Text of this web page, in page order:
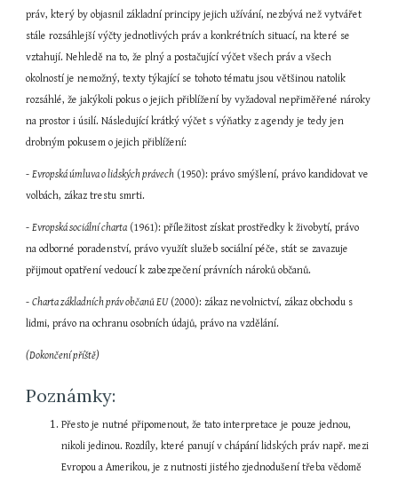
práv, který by objasnil základní principy jejich užívání, nezbývá než vytvářet
stále rozsáhlejší výčty jednotlivých práv a konkrétních situací, na které se
vztahují. Nehledě na to, že plný a postačující výčet všech práv a všech
okolností je nemožný, texty týkající se tohoto tématu jsou většinou natolik
rozsáhlé, že jakýkoli pokus o jejich přiblížení by vyžadoval nepřiměřené nároky
na prostor i úsilí. Následující krátký výčet s výňatky z agendy je tedy jen
drobným pokusem o jejich přiblížení:
- Evropská úmluva o lidských právech (1950): právo smýšlení, právo kandidovat ve
volbách, zákaz trestu smrti.
- Evropská sociální charta (1961): příležitost získat prostředky k živobytí, právo
na odborné poradenství, právo využít služeb sociální péče, stát se zavazuje
přijmout opatření vedoucí k zabezpečení právních nároků občanů.
- Charta základních práv občanů EU (2000): zákaz nevolnictví, zákaz obchodu s
lidmi, právo na ochranu osobních údajů, právo na vzdělání.
(Dokončení příště)
Poznámky:
Přesto je nutné připomenout, že tato interpretace je pouze jednou,
nikoli jedinou. Rozdíly, které panují v chápání lidských práv např. mezi
Evropou a Amerikou, je z nutnosti jistého zjednodušení třeba vědomě